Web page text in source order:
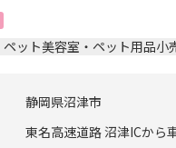
ペット美容室・ペット用品小
静岡県沼津市
東名高速道路 沼津ICから